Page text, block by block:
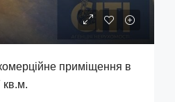
приміщення в